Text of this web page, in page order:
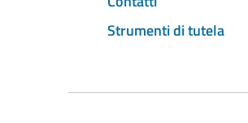
Strumenti di tutela